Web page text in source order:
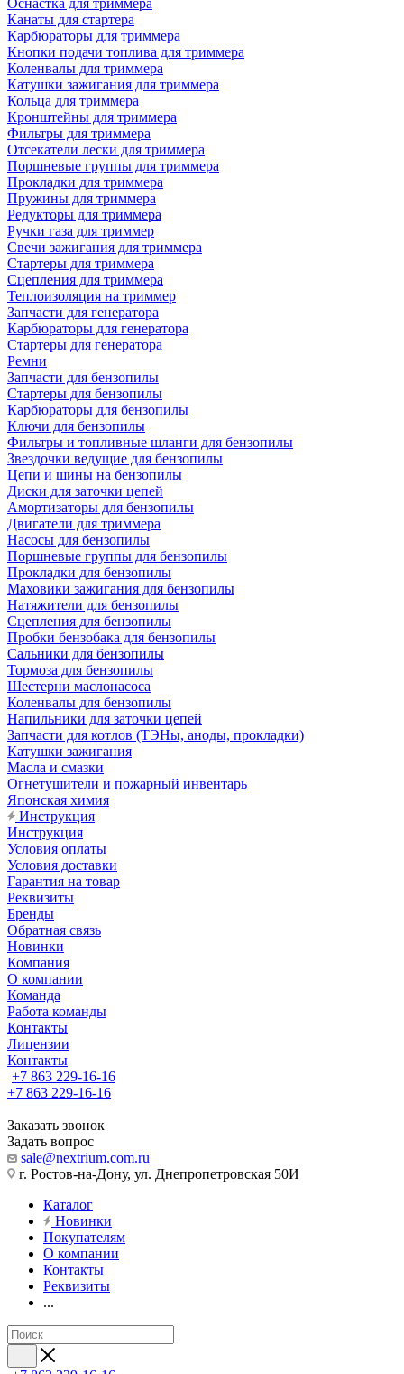
Оснастка для триммера
Канаты для стартера
Карбюраторы для триммера
Кнопки подачи топлива для триммера
Коленвалы для триммера
Катушки зажигания для триммера
Кольца для триммера
Кронштейны для триммера
Фильтры для триммера
Отсекатели лески для триммера
Поршневые группы для триммера
Прокладки для триммера
Пружины для триммера
Редукторы для триммера
Ручки газа для триммер
Свечи зажигания для триммера
Стартеры для триммера
Сцепления для триммера
Теплоизоляция на триммер
Запчасти для генератора
Карбюраторы для генератора
Стартеры для генератора
Ремни
Запчасти для бензопилы
Стартеры для бензопилы
Карбюраторы для бензопилы
Ключи для бензопилы
Фильтры и топливные шланги для бензопилы
Звездочки ведущие для бензопилы
Цепи и шины на бензопилы
Диски для заточки цепей
Амортизаторы для бензопилы
Двигатели для триммера
Насосы для бензопилы
Поршневые группы для бензопилы
Прокладки для бензопилы
Маховики зажигания для бензопилы
Натяжители для бензопилы
Сцепления для бензопилы
Пробки бензобака для бензопилы
Сальники для бензопилы
Тормоза для бензопилы
Шестерни маслонасоса
Коленвалы для бензопилы
Напильники для заточки цепей
Запчасти для котлов (ТЭНы, аноды, прокладки)
Катушки зажигания
Масла и смазки
Огнетушители и пожарный инвентарь
Японская химия
Инструкция
Инструкция
Условия оплаты
Условия доставки
Гарантия на товар
Реквизиты
Бренды
Обратная связь
Новинки
Компания
О компании
Команда
Работа команды
Контакты
Лицензии
Контакты
+7 863 229-16-16
+7 863 229-16-16
Заказать звонок
Задать вопрос
sale@nextrium.com.ru
г. Ростов-на-Дону, ул. Днепропетровская 50И
Каталог
Новинки
Покупателям
О компании
Контакты
Реквизиты
...